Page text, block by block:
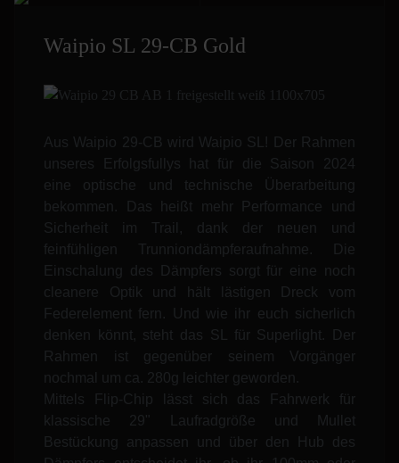
Waipio SL 29-CB Gold
Aus Waipio 29-CB wird Waipio SL! Der Rahmen
unseres Erfolgsfullys hat für die Saison 2024
eine optische und technische Überarbeitung
bekommen. Das heißt mehr Performance und
Sicherheit im Trail, dank der neuen und
feinfühligen Trunniondämpferaufnahme. Die
Einschalung des Dämpfers sorgt für eine noch
cleanere Optik und hält lästigen Dreck vom
Federelement fern. Und wie ihr euch sicherlich
denken könnt, steht das SL für Superlight. Der
Rahmen ist gegenüber seinem Vorgänger
nochmal um ca. 280g leichter geworden.
Mittels Flip-Chip lässt sich das Fahrwerk für
klassische 29" Laufradgröße und Mullet
Bestückung anpassen und über den Hub des